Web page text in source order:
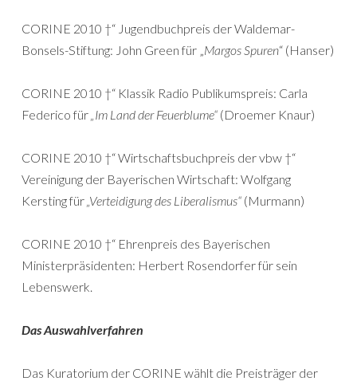
CORINE 2010 †“ Jugendbuchpreis der Waldemar-
Bonsels-Stiftung: John Green für „Margos Spuren“ (Hanser)
CORINE 2010 †“ Klassik Radio Publikumspreis: Carla
Federico für„Im Land der Feuerblume“ (Droemer Knaur)
CORINE 2010 †“ Wirtschaftsbuchpreis der vbw †“
Vereinigung der Bayerischen Wirtschaft: Wolfgang
Kersting für„Verteidigung des Liberalismus“ (Murmann)
CORINE 2010 †“ Ehrenpreis des Bayerischen
Ministerpräsidenten: Herbert Rosendorfer für sein
Lebenswerk.
Das Auswahlverfahren
Das Kuratorium der CORINE wählt die Preisträger der